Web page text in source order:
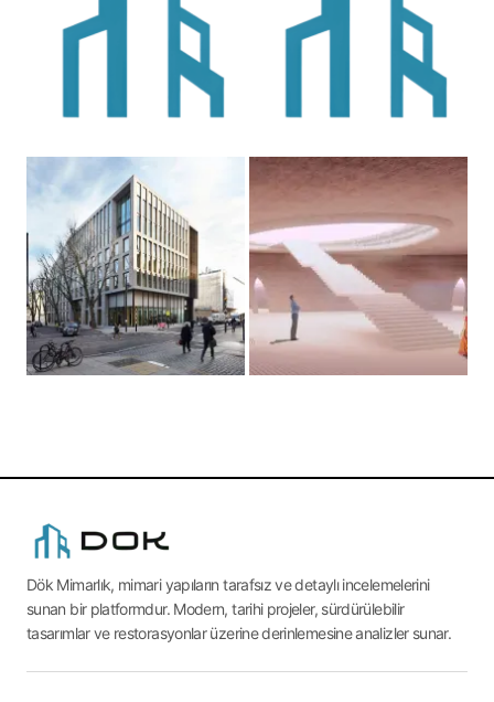
Dök Mimarlık, mimari yapıların tarafsız ve detaylı incelemelerini
sunan bir platformdur. Modern, tarihi projeler, sürdürülebilir
tasarımlar ve restorasyonlar üzerine derinlemesine analizler sunar.